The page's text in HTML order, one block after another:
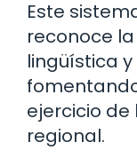
Este
reconoce
lingüística
ejercicio
regional.